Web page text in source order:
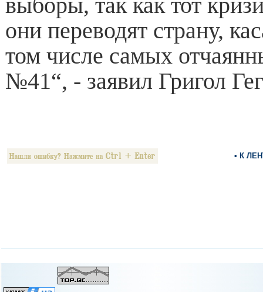
они переводят страну,
том числе самых
№41“, - заявил Григол
• К